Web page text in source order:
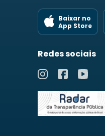
Baixar no
App Store
Redes sociais